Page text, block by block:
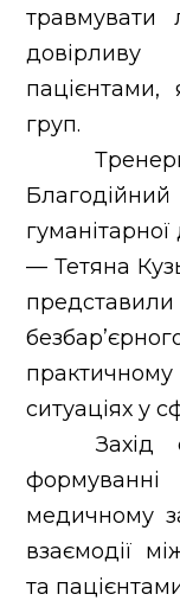
травмувати
пацієнтами,
груп.
Тренерки
— Тетяна
ситуаціях у
Захід
формуванні
медичному
взаємодії
та